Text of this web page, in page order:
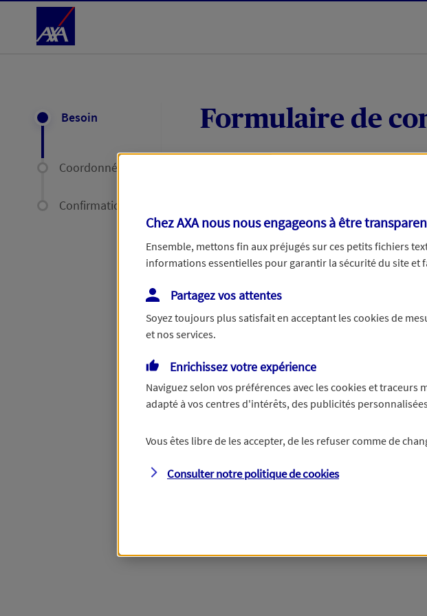
Accéder au Contenu
Besoin
Coordonnées
Confirmation
Formulaire de
Votre message :
Vous disposez de droits sur les informations vous
Chez AXA nous nous engageons à être
Ensemble, mettons fin aux préjugés sur ces petits fichiers
informations essentielles pour garantir la sécurité du site et
Partagez vos attentes
Soyez toujours plus satisfait en acceptant les cookies de
et nos services.
Enrichissez votre expérience
Naviguez selon vos préférences avec les cookies et traceurs
adapté à vos centres d'intérêts, des publicités
Vous êtes libre de les accepter, de les refuser comme de
Consulter notre politique decookies